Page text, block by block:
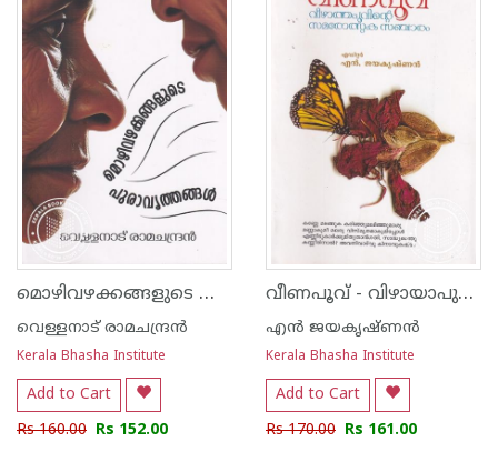
മൊഴിവഴക്കങ്ങളുടെ പുരാവൃത്തങ്ങൾ
വെള്ളനാട് രാമചന്ദ്രന്‍
Kerala Bhasha Institute
Add to Cart
Rs 160.00 Rs 152.00
വീണപൂവ് - വിഴായാപുവിന്റെ സമരോത്സുക സഞ്ചാരം
എന്‍ ജയകൃഷ്ണന്‍
Kerala Bhasha Institute
Add to Cart
Rs 170.00 Rs 161.00